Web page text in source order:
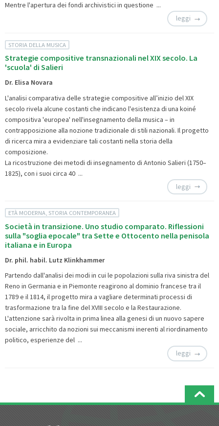
Mentre l'apertura dei fondi archivistici in questione ...
leggi
STORIA DELLA MUSICA
Strategie compositive transnazionali nel XIX secolo. La
'scuola' di Salieri
Dr. Elisa Novara
L'analisi comparativa delle strategie compositive all’inizio del XIX
secolo rivela alcune costanti che indicano l'esistenza di una koiné
compositiva 'europea' nell'insegnamento della musica – in
contrapposizione alla nozione tradizionale di stili nazionali. Il progetto
di ricerca mira a evidenziare tali costanti nella storia della
composizione.
La ricostruzione dei metodi di insegnamento di Antonio Salieri (1750–
1825), con i suoi circa 40 ...
leggi
ETÀ MODERNA, STORIA CONTEMPORANEA
Società in transizione. Uno studio comparato. Riflessioni
sulla "soglia epocale" tra Sette e Ottocento nella penisola
italiana e in Europa
Dr. phil. habil. Lutz Klinkhammer
Partendo dall'analisi dei modi in cui le popolazioni sulla riva sinistra del
Reno in Germania e in Piemonte reagirono al dominio francese tra il
1789 e il 1814, il progetto mira a vagliare determinati processi di
trasformazione tra la fine del XVIII secolo e la Restaurazione.
L'attenzione sarà rivolta in prima linea alla genesi di un nuovo sapere
sociale, arricchito da nozioni sui meccanismi inerenti al riordinamento
politico, esperienze del ...
leggi